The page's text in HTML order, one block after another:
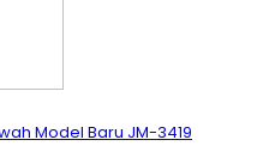
Model Baru JM-3419